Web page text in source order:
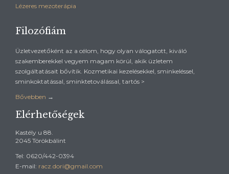
Lézeres mezoterápia
Filozófiám
Üzletvezetőként az a célom, hogy olyan válogatott, kiváló
szakemberekkel vegyem magam körül, akik üzletem
szolgáltatásait bővítik. Kozmetikai kezelésekkel, sminkeléssel,
sminkoktatással, sminktetoválással, tartós >
Bővebben →
Elérhetőségek
Kastély u 88.
2045 Törökbálint
Tel: 0620/442-0394
E-mail: racz.dori@gmail.com